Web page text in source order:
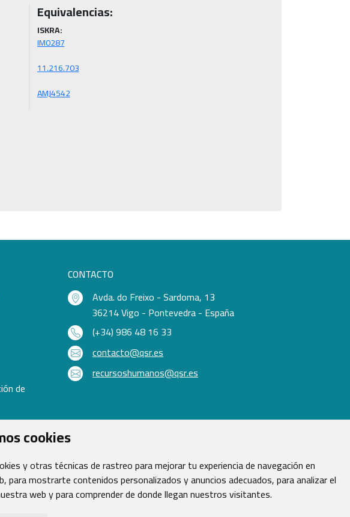
cookies
y otras técnicas de rastreo para mejorar tu experiencia de navegación en
para mostrarte contenidos personalizados y anuncios adecuados, para analizar el
web y para comprender de donde llegan nuestros visitantes.
Equivalencias:
ISKRA:
IM0287
11.216.703
AMJ4542
de
CONTACTO
Avda. do Freixo - Sardoma, 13
36214 Vigo - Pontevedra - España
(+34) 986 48 16 33
contacto@qsr.es
recursoshumanos@qsr.es